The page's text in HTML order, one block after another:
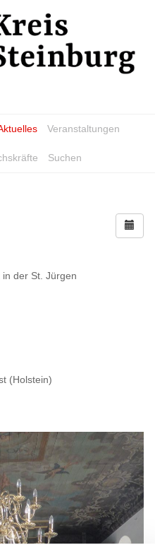
Veranstaltungen
Suchen
der St. Jürgen
(Holstein)